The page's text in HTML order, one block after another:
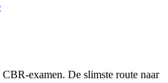
examen. De slimste route naar